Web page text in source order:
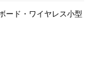
ード・ワイヤレス小型